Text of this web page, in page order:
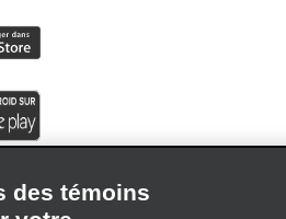
des témoins